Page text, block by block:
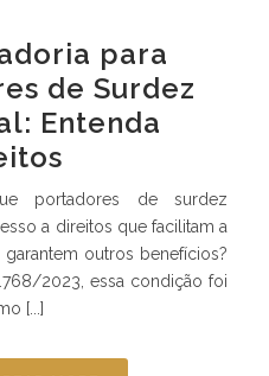
para
de Surdez
Entenda
portadores de surdez
a direitos que facilitam a
outros benefícios?
2023, essa condição foi
[...]